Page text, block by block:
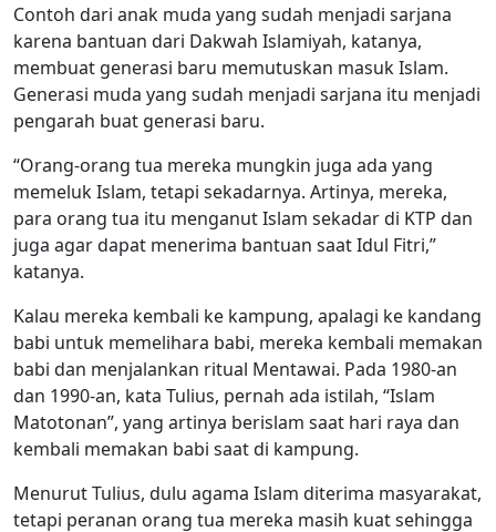
Contoh dari anak muda yang sudah menjadi sarjana
karena bantuan dari Dakwah Islamiyah, katanya,
membuat generasi baru memutuskan masuk Islam.
Generasi muda yang sudah menjadi sarjana itu menjadi
pengarah buat generasi baru.
“Orang-orang tua mereka mungkin juga ada yang
memeluk Islam, tetapi sekadarnya. Artinya, mereka,
para orang tua itu menganut Islam sekadar di KTP dan
juga agar dapat menerima bantuan saat Idul Fitri,”
katanya.
Kalau mereka kembali ke kampung, apalagi ke kandang
babi untuk memelihara babi, mereka kembali memakan
babi dan menjalankan ritual Mentawai. Pada 1980-an
dan 1990-an, kata Tulius, pernah ada istilah, “Islam
Matotonan”, yang artinya berislam saat hari raya dan
kembali memakan babi saat di kampung.
Menurut Tulius, dulu agama Islam diterima masyarakat,
tetapi peranan orang tua mereka masih kuat sehingga